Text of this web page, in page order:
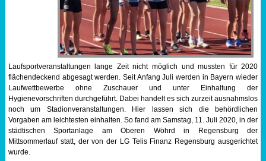
Laufsportveranstaltungen lange Zeit nicht möglich und mussten für 2020
flächendeckend abgesagt werden. Seit Anfang Juli werden in Bayern wieder
Laufwettbewerbe ohne Zuschauer und unter Einhaltung der
Hygienevorschriften durchgeführt. Dabei handelt es sich zurzeit ausnahmslos
noch um Stadionveranstaltungen. Hier lassen sich die behördlichen
Vorgaben am leichtesten einhalten. So fand am Samstag, 11. Juli 2020, in der
städtischen Sportanlage am Oberen Wöhrd in Regensburg der
Mittsommerlauf statt, der von der LG Telis Finanz Regensburg ausgerichtet
wurde.
Tempo & Gymnastik